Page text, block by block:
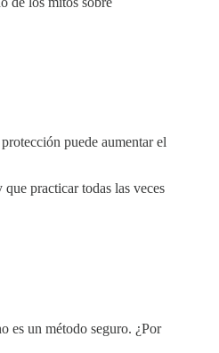
puede aumentar el
practicar todas las veces
es un método seguro. ¿Por